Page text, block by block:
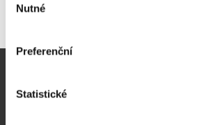
souhlasu
Nutné
Preferenční
Statistické